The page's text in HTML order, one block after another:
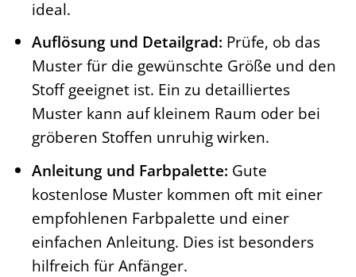
ideal.
Auflösung und Detailgrad: Prüfe, ob das
Muster für die gewünschte Größe und den
Stoff geeignet ist. Ein zu detailliertes
Muster kann auf kleinem Raum oder bei
gröberen Stoffen unruhig wirken.
Anleitung und Farbpalette: Gute
kostenlose Muster kommen oft mit einer
empfohlenen Farbpalette und einer
einfachen Anleitung. Dies ist besonders
hilfreich für Anfänger.